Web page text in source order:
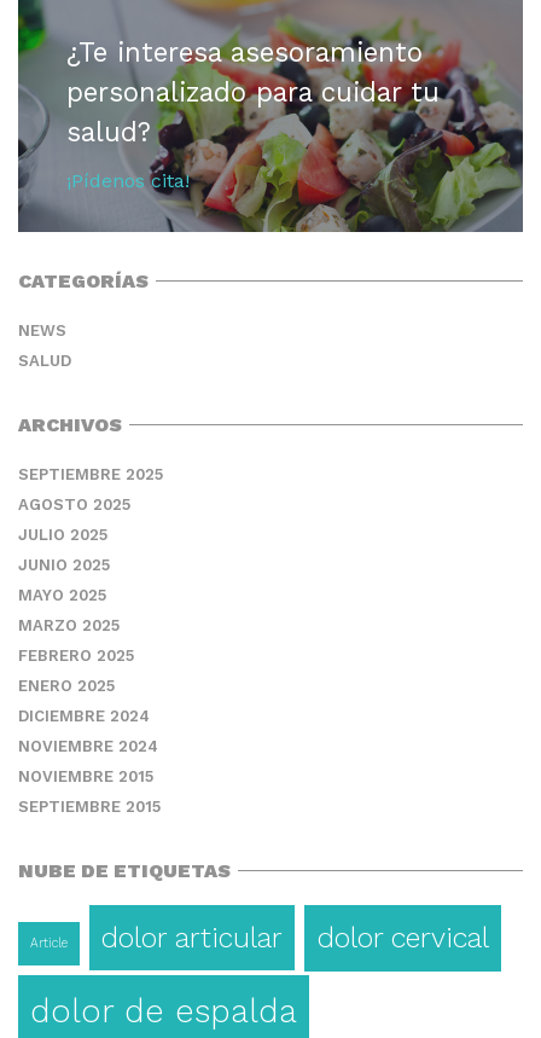
¿Te interesa asesoramiento
personalizado para cuidar tu
salud?
¡Pídenos cita!
CATEGORÍAS
NEWS
SALUD
ARCHIVOS
SEPTIEMBRE 2025
AGOSTO 2025
JULIO 2025
JUNIO 2025
MAYO 2025
MARZO 2025
FEBRERO 2025
ENERO 2025
DICIEMBRE 2024
NOVIEMBRE 2024
NOVIEMBRE 2015
SEPTIEMBRE 2015
NUBE DE ETIQUETAS
Article dolor articular dolor cervical
dolor de espalda